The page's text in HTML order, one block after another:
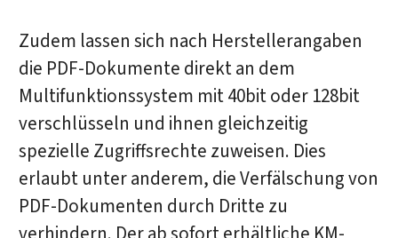
Zudem lassen sich nach Herstellerangaben
die PDF-Dokumente direkt an dem
Multifunktionssystem mit 40bit oder 128bit
verschlüsseln und ihnen gleichzeitig
spezielle Zugriffsrechte zuweisen. Dies
erlaubt unter anderem, die Verfälschung von
PDF-Dokumenten durch Dritte zu